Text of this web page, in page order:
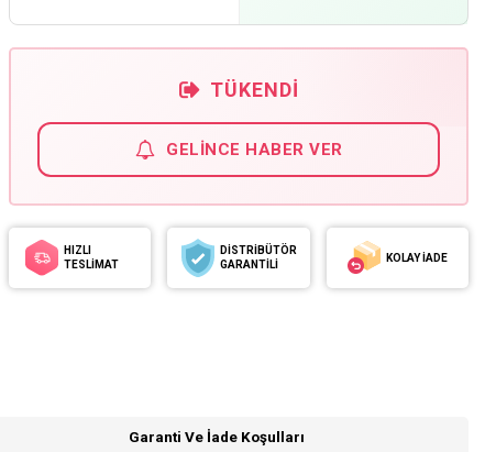
TÜKENDI
GELINCE HABER VER
HIZLI
TESLİMAT
DİSTRİBÜTÖR
GARANTİLİ
KOLAY İADE
Garanti Ve İade Koşulları